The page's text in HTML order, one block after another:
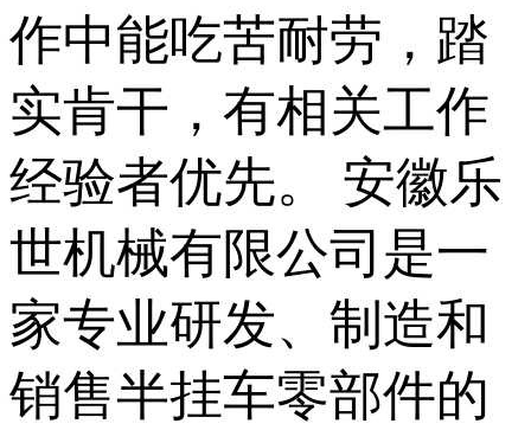
作中能吃苦耐劳，踏
实肯干，有相关工作
经验者优先。 安徽乐
世机械有限公司是一
家专业研发、制造和
销售半挂车零部件的